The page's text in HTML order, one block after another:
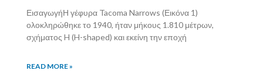
ΕισαγωγήΗ γέφυρα Tacoma Narrows (Εικόνα 1)
ολοκληρώθηκε το 1940, ήταν μήκους 1.810 μέτρων,
σχήματος H (H-shaped) και εκείνη την εποχή
READ MORE »